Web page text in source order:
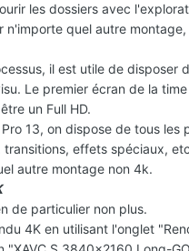
les dossiers avec
n'importe quel autre montage,
il est utile de disposer
Le premier écran de la
un Full HD.
Pro 13, on dispose de tous les
transitions, effets spéciaux,
autre montage non 4k.
de particulier non plus.
4K en utilisant l'onglet